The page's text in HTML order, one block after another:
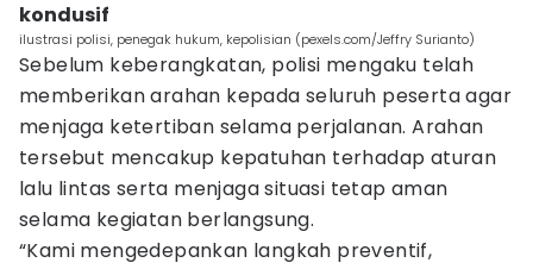
kondusif
ilustrasi polisi, penegak hukum, kepolisian (pexels.com/Jeffry Surianto)
Sebelum keberangkatan, polisi mengaku telah
memberikan arahan kepada seluruh peserta agar
menjaga ketertiban selama perjalanan. Arahan
tersebut mencakup kepatuhan terhadap aturan
lalu lintas serta menjaga situasi tetap aman
selama kegiatan berlangsung.
“Kami mengedepankan langkah preventif,